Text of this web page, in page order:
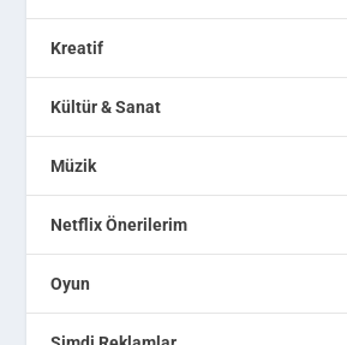
Kreatif
Kültür & Sanat
Müzik
Netflix Önerilerim
Oyun